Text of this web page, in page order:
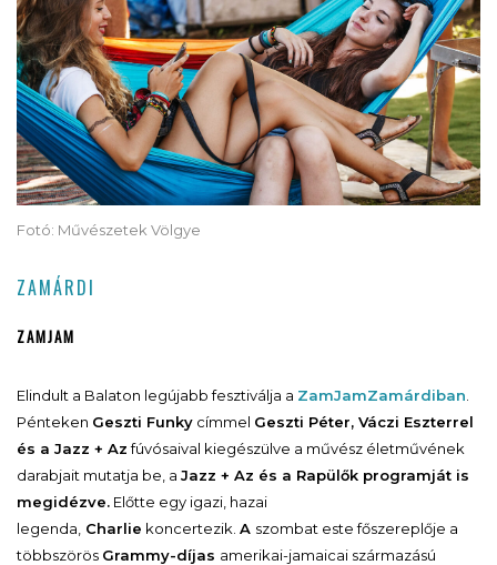
Fotó: Művészetek Völgye
ZAMÁRDI
ZAMJAM
Elindult a Balaton legújabb fesztiválja a ZamJamZamárdiban
Pénteken Geszti Funky címmel Geszti Péter, Váczi Eszterrel
és a Jazz + Azfúvósaival kiegészülve a művész életművének
darabjait mutatja be, a Jazz + Az és a Rapülők programját is
megidézve. Előtte egy igazi, hazai
legenda, Charlie koncertezik. A szombat este főszereplője a
többszörös Grammy-díjas amerikai-jamaicai származású